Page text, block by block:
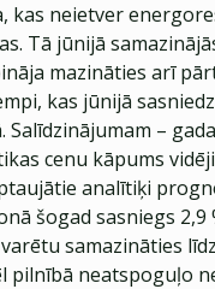
kas neietver
Tā jūnijā
mazināties arī
kas jūnijā
Salīdzinājumam –
cenu kāpums vidēji
analītiķi
šogad sasniegs 2,9
samazināties līdz
pilnībā neatspoguļo